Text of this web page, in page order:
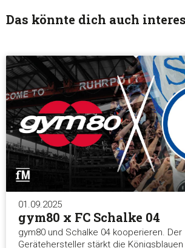
Das könnte dich auch
01.09.2025
gym80 x FC Schalke 04
gym80 und Schalke 04 kooperieren. Der
Gerätehersteller stärkt die